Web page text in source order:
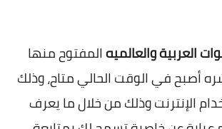
العربية والعالميهالمفتوح منها
أصبح في الوقت الحالي متاح، وذلك
الإنترنت وذلك من خلال ما يعرف